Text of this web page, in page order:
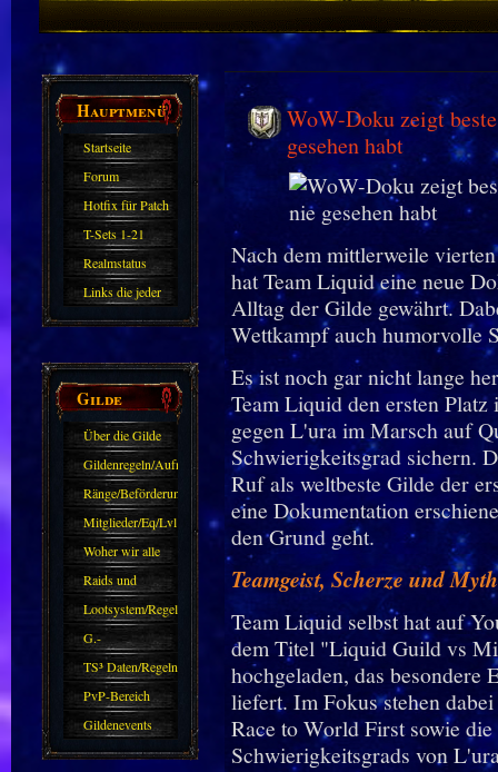
Hauptmenü
Startseite
Forum
Hotfix für Patch
11.X
T-Sets 1-21
Realmstatus
Links die jeder
kennen sollte?!
Gilde
Über die Gilde
(DAW)
Gildenregeln/Aufnahme
Ränge/Beförderungen
Mitglieder/Eq/Lvl
Woher wir alle
kommen.
Raids und
Zubehör
Lootsystem/Regeln
G.-
Sparkasse/Goldleihen
TS³ Daten/Regeln
PvP-Bereich
Gildenevents
WoW-Doku zeigt
gesehen habt
Nach dem mittlerweile
hat Team Liquid eine neue
Alltag der Gilde gewährt.
Wettkampf auch humorvolle
Es ist noch gar nicht lange
Team Liquid den ersten
gegen L'ura im Marsch auf
Schwierigkeitsgrad sichern.
Ruf als weltbeste Gilde der
eine Dokumentation
den Grund geht.
Teamgeist, Scherze und
Team Liquid selbst hat auf
dem Titel "Liquid Guild vs
hochgeladen, das
liefert. Im Fokus stehen
Race to World First sowie
Schwierigkeitsgrads von